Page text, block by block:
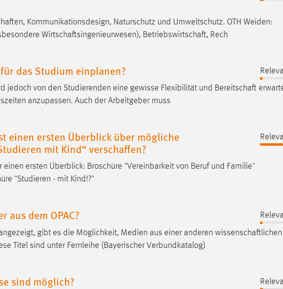
, Kommunikationsdesign, Naturschutz und Umweltschutz. OTH Weiden:
Wirtschaftsingenieurwesen), Betriebswirtschaft, Rech
das Studium einplanen?
jedoch von den Studierenden eine gewisse Flexibilität und Bereitschaft
anzupassen. Auch der Arbeitgeber muss
einen ersten Überblick über mögliche
mit Kind“ verschaffen?
ersten Überblick: Broschüre "Vereinbarkeit von Beruf und Familie"
"Studieren - mit Kind!?"
aus dem OPAC?
gibt es die Möglichkeit, Medien aus einer anderen wissenschaftlichen
Titel sind unter Fernleihe (Bayerischer Verbundkatalog)
sind möglich?
ob man